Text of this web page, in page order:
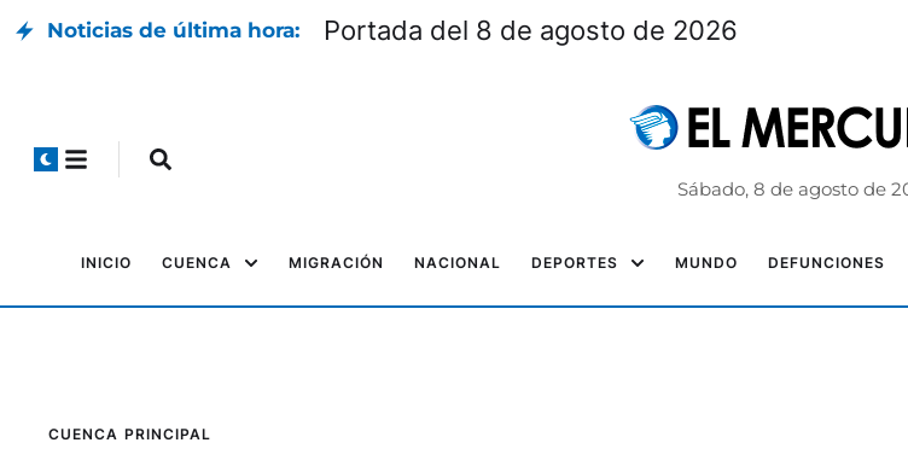
Noticias de última hora: Portada del 8 de agosto de 2026
Sábado, 8 de agosto de
INICIO CUENCA MIGRACIÓN NACIONAL DEPORTES MUNDO DEFUNCIONES
CUENCA PRINCIPAL